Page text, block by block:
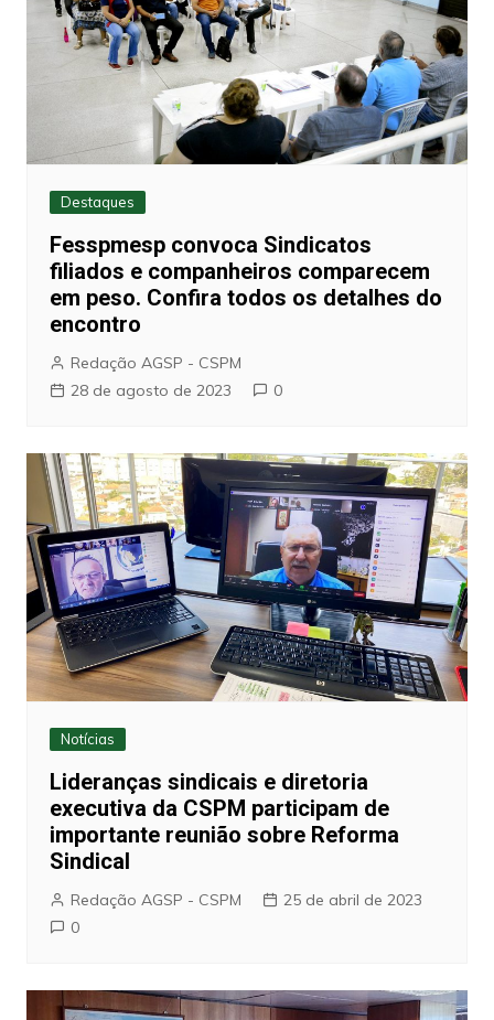
Destaques
Fesspmesp convoca Sindicatos
filiados e companheiros comparecem
em peso. Confira todos os detalhes do
encontro
Redação AGSP - CSPM
28 de agosto de 2023
0
Notícias
Lideranças sindicais e diretoria
executiva da CSPM participam de
importante reunião sobre Reforma
Sindical
Redação AGSP - CSPM
25 de abril de 2023
0